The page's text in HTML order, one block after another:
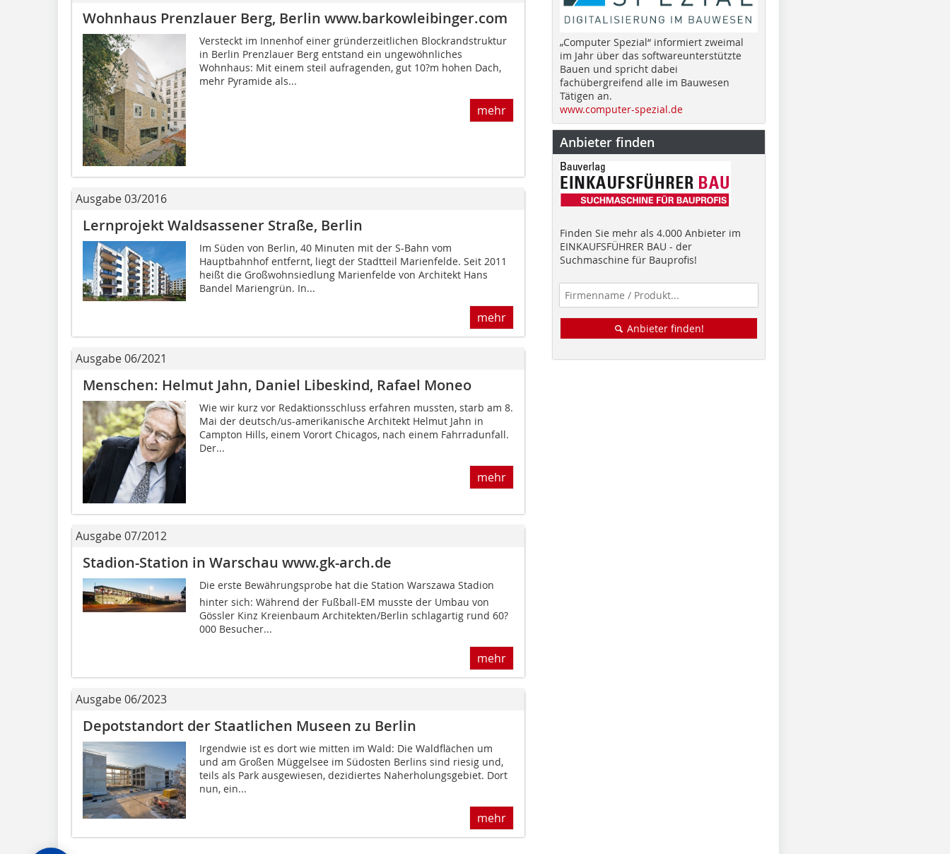
Wohnhaus Prenzlauer Berg, Berlin www.barkowleibinger.com
Versteckt im Innenhof einer gründerzeitlichen Blockrandstruktur
in Berlin Prenzlauer Berg entstand ein ungewöhnliches
Wohnhaus: Mit einem steil aufragenden, gut 10?m hohen Dach,
mehr Pyramide als...
mehr
Ausgabe 03/2016
Lernprojekt Waldsassener Straße, Berlin
Im Süden von Berlin, 40 Minuten mit der S-Bahn vom
Hauptbahnhof entfernt, liegt der Stadtteil Marienfelde. Seit 2011
heißt die Großwohnsiedlung Marienfelde von Architekt Hans
Bandel Mariengrün. In...
mehr
Ausgabe 06/2021
Menschen: Helmut Jahn, Daniel Libeskind, Rafael Moneo
Wie wir kurz vor Redaktionsschluss erfahren mussten, starb am 8.
Mai der deutsch/us-amerikanische Architekt Helmut Jahn in
Campton Hills, einem Vorort Chicagos, nach einem Fahrradunfall.
Der...
mehr
Ausgabe 07/2012
Stadion-Station in Warschau www.gk-arch.de
Die erste Bewährungsprobe hat die Station Warszawa Stadion
hinter sich: Während der Fußball-EM musste der Umbau von
Gössler Kinz Kreienbaum Architekten/Berlin schlagartig rund 60?
000 Besucher...
mehr
Ausgabe 06/2023
Depotstandort der Staatlichen Museen zu Berlin
Irgendwie ist es dort wie mitten im Wald: Die Waldflächen um
und am Großen Müggelsee im Südosten Berlins sind riesig und,
teils als Park ausgewiesen, dezidiertes Naherholungsgebiet. Dort
nun, ein...
mehr
„Computer Spezial“ informiert zweimal
im Jahr über das softwareunterstützte
Bauen und spricht dabei
fachübergreifend alle im Bauwesen
Tätigen an.
www.computer-spezial.de
Anbieter finden
Finden Sie mehr als 4.000 Anbieter im
EINKAUFSFÜHRER BAU - der
Suchmaschine für Bauprofis!
Anbieter finden!